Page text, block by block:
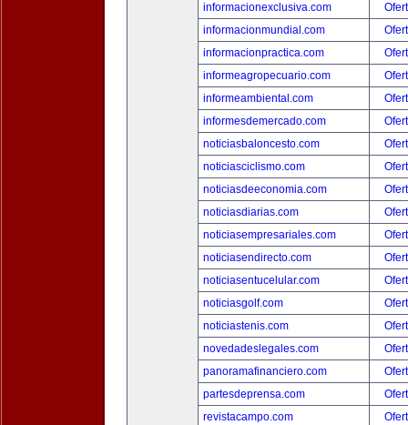
informacionexclusiva.com
informacionmundial.com
informacionpractica.com
informeagropecuario.com
informeambiental.com
informesdemercado.com
noticiasbaloncesto.com
noticiasciclismo.com
noticiasdeeconomia.com
noticiasdiarias.com
noticiasempresariales.com
noticiasendirecto.com
noticiasentucelular.com
noticiasgolf.com
noticiastenis.com
novedadeslegales.com
panoramafinanciero.com
partesdeprensa.com
revistacampo.com